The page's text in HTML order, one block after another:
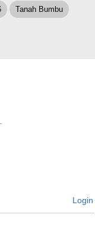
Tanah Bumbu
Login